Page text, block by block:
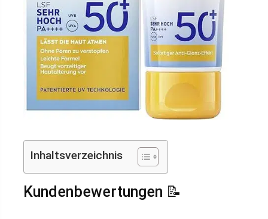
Inhaltsverzeichnis
Kundenbewertungen 📝